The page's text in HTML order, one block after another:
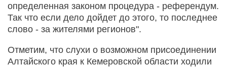
определенная законом процедура - референдум.
Так что если дело дойдет до этого, то последнее
слово - за жителями регионов".
Отметим, что слухи о возможном присоединении
Алтайского края к Кемеровской области ходили